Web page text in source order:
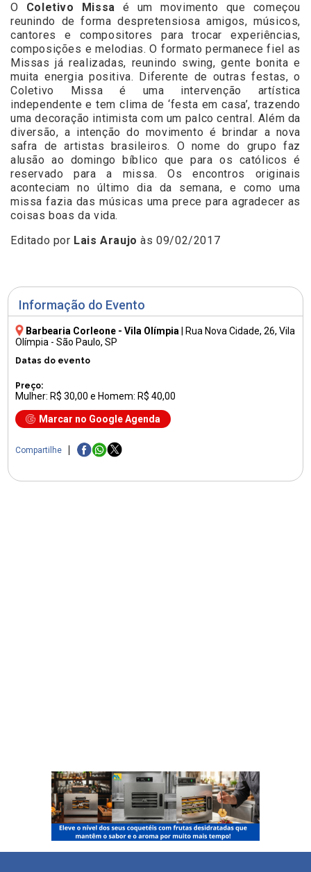
Informação do Evento
Barbearia Corleone - Vila Olímpia Rua Nova Cidade, 26, Vila
Olímpia - São Paulo, SP
Datas do evento
Preço:
Mulher: R$ 30,00 e Homem: R$ 40,00
Marcar no Google Agenda
Compartilhe
O Coletivo Missaé um movimento que começou
reunindo de forma despretensiosa amigos, músicos,
cantores e compositores para trocar experiências,
composições e melodias. O formato permanece fiel as
Missas já realizadas, reunindo swing, gente bonita e
muita energia positiva. Diferente de outras festas, o
Coletivo Missa é uma intervenção artística
independente e tem clima de ‘festa em casa’, trazendo
uma decoração intimista com um palco central. Além da
diversão, a intenção do movimento é brindar a nova
safra de artistas brasileiros. O nome do grupo faz
alusão ao domingo bíblico que para os católicos é
reservado para a missa. Os encontros originais
aconteciam no último dia da semana, e como uma
missa fazia das músicas uma prece para agradecer as
coisas boas da vida.
Editado por Lais Araujo às 09/02/2017